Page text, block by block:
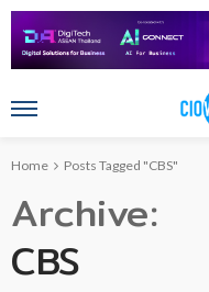
Home Posts Tagged "CBS"
Archive
CBS